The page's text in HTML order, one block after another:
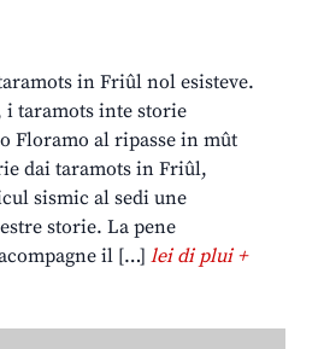
in Friûl nol esisteve.
i taramots inte storie
Floramo al ripasse in mût
dai taramots in Friûl,
sismic al sedi une
storie. La pene
il […]lei di plui +